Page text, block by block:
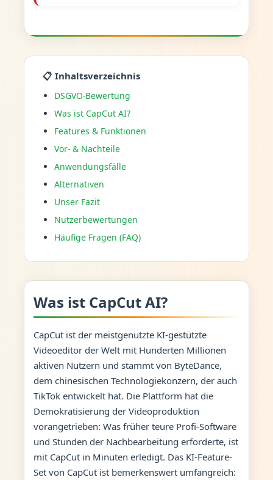
📋 Inhaltsverzeichnis
DSGVO-Bewertung
Was ist CapCut AI?
Features & Funktionen
Vor- & Nachteile
Anwendungsfälle
Alternativen
Unser Fazit
Nutzerbewertungen
Häufige Fragen (FAQ)
Was ist CapCut AI?
CapCut ist der meistgenutzte KI-gestützte
Videoeditor der Welt mit Hunderten Millionen
aktiven Nutzern und stammt von ByteDance,
dem chinesischen Technologiekonzern, der auch
TikTok entwickelt hat. Die Plattform hat die
Demokratisierung der Videoproduktion
vorangetrieben: Was früher teure Profi-Software
und Stunden der Nachbearbeitung erforderte, ist
mit CapCut in Minuten erledigt. Das KI-Feature-
Set von CapCut ist bemerkenswert umfangreich: